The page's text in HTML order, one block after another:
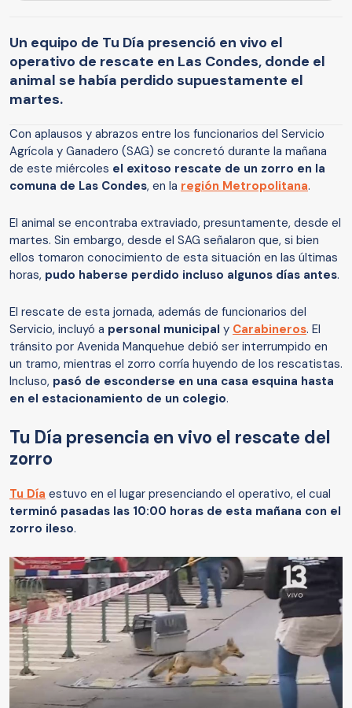
Un equipo de Tu Día presenció en vivo el
operativo de rescate en Las Condes, donde el
animal se había perdido supuestamente el
martes.
Con aplausos y abrazos entre los funcionarios del Servicio
Agrícola y Ganadero (SAG) se concretó durante la mañana
de este miércoles el exitoso rescate de un zorro en la
comuna de Las Condes, en la región Metropolitana.
El animal se encontraba extraviado, presuntamente, desde el
martes. Sin embargo, desde el SAG señalaron que, si bien
ellos tomaron conocimiento de esta situación en las últimas
horas, pudo haberse perdido incluso algunos días antes.
El rescate de esta jornada, además de funcionarios del
Servicio, incluyó a personal municipal y Carabineros. El
tránsito por Avenida Manquehue debió ser interrumpido en
un tramo, mientras el zorro corría huyendo de los rescatistas.
Incluso, pasó de esconderse en una casa esquina hasta
en el estacionamiento de un colegio.
Tu Día presencia en vivo el rescate del
zorro
Tu Día estuvo en el lugar presenciando el operativo, el cual
terminó pasadas las 10:00 horas de esta mañana con el
zorro ileso.